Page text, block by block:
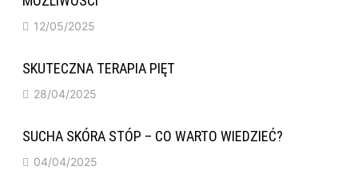
12/05/2025
SKUTECZNA TERAPIA PIĘT
28/04/2025
SUCHA SKÓRA STÓP – CO WARTO WIEDZIEĆ?
04/04/2025